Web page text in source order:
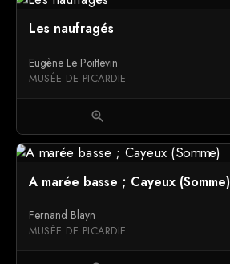
Les naufragés
Eugène Le Poittevin
MUSÉE DE PICARDIE
zoom_in
A marée basse ; Cayeux (Somme)
Fernand Blayn
MUSÉE DE PICARDIE